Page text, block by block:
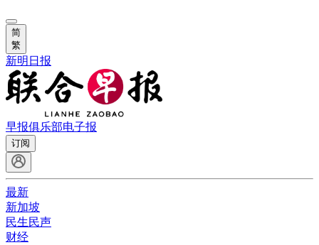
简
繁
新明日报
早报俱乐部电子报
订阅
最新
新加坡
民生民声
财经